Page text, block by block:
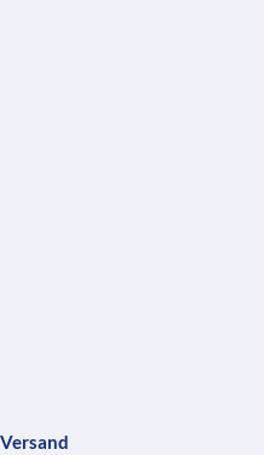
Versand